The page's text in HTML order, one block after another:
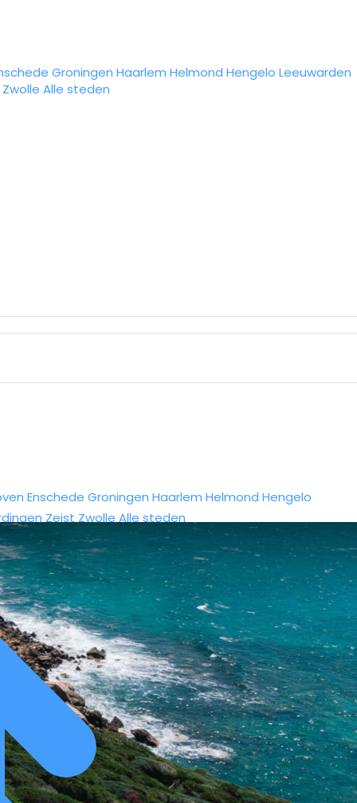
Groningen Haarlem Helmond Hengelo Leeuwarden
Zwolle Alle steden
Enschede Groningen Haarlem Helmond Hengelo
Zeist Zwolle Alle steden